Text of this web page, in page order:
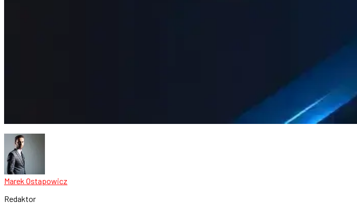
Marek Ostapowicz
Redaktor